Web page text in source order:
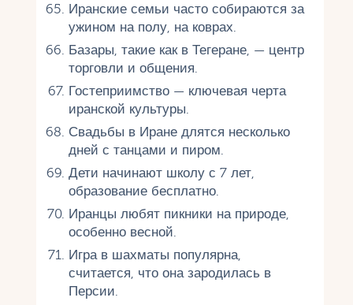
Иранские семьи часто собираются за
ужином на полу, на коврах.
Базары, такие как в Тегеране, — центр
торговли и общения.
Гостеприимство — ключевая черта
иранской культуры.
Свадьбы в Иране длятся несколько
дней с танцами и пиром.
Дети начинают школу с 7 лет,
образование бесплатно.
Иранцы любят пикники на природе,
особенно весной.
Игра в шахматы популярна,
считается, что она зародилась в
Персии.